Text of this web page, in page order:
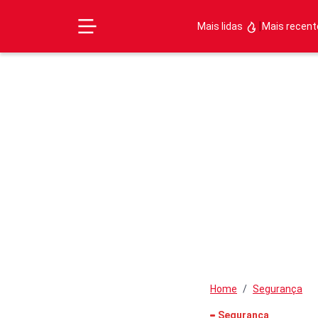
Mais lidas |Mais
Home Segurança
Segurança